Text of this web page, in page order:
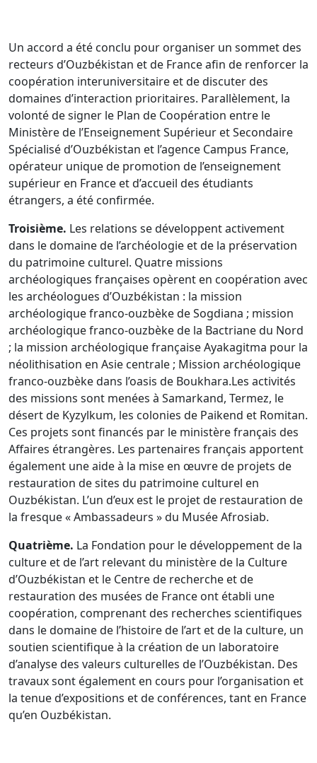
Un accord a été conclu pour organiser un sommet des
recteurs d’Ouzbékistan et de France afin de renforcer la
coopération interuniversitaire et de discuter des
domaines d’interaction prioritaires. Parallèlement, la
volonté de signer le Plan de Coopération entre le
Ministère de l’Enseignement Supérieur et Secondaire
Spécialisé d’Ouzbékistan et l’agence Campus France,
opérateur unique de promotion de l’enseignement
supérieur en France et d’accueil des étudiants
étrangers, a été confirmée.
Troisième. Les relations se développent activement
dans le domaine de l’archéologie et de la préservation
du patrimoine culturel. Quatre missions
archéologiques françaises opèrent en coopération avec
les archéologues d’Ouzbékistan : la mission
archéologique franco-ouzbèke de Sogdiana ; mission
archéologique franco-ouzbèke de la Bactriane du Nord
; la mission archéologique française Ayakagitma pour la
néolithisation en Asie centrale ; Mission archéologique
franco-ouzbèke dans l’oasis de Boukhara.Les activités
des missions sont menées à Samarkand, Termez, le
désert de Kyzylkum, les colonies de Paikend et Romitan.
Ces projets sont financés par le ministère français des
Affaires étrangères. Les partenaires français apportent
également une aide à la mise en œuvre de projets de
restauration de sites du patrimoine culturel en
Ouzbékistan. L’un d’eux est le projet de restauration de
la fresque « Ambassadeurs » du Musée Afrosiab.
Quatrième. La Fondation pour le développement de la
culture et de l’art relevant du ministère de la Culture
d’Ouzbékistan et le Centre de recherche et de
restauration des musées de France ont établi une
coopération, comprenant des recherches scientifiques
dans le domaine de l’histoire de l’art et de la culture, un
soutien scientifique à la création de un laboratoire
d’analyse des valeurs culturelles de l’Ouzbékistan. Des
travaux sont également en cours pour l’organisation et
la tenue d’expositions et de conférences, tant en France
qu’en Ouzbékistan.